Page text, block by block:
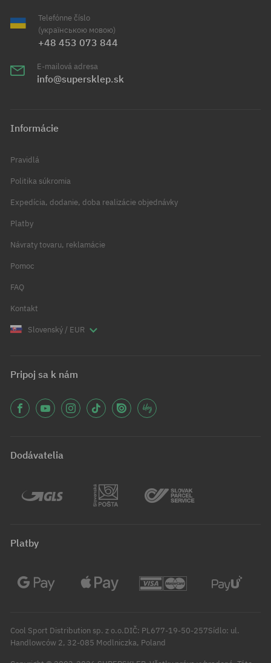
Telefónne číslo
(українською мовою)
+48 453 073 844
E-mailová adresa
info@supersklep.sk
Informácie
Pravidlá
Politika súkromia
Expedícia, dodanie, doba realizácie objednávky
Platby
Návraty tovaru, reklamácie
Pomoc
FAQ
Kontakt
Slovenský / EUR
Pripoj sa k nám
Dodávatelia
Platby
Cool Sport Distribution sp. z o.o.DIČ: PL677-19-50-257Sídlo: ul.
Handlowców 2, 32-085 Modlniczka, Poland